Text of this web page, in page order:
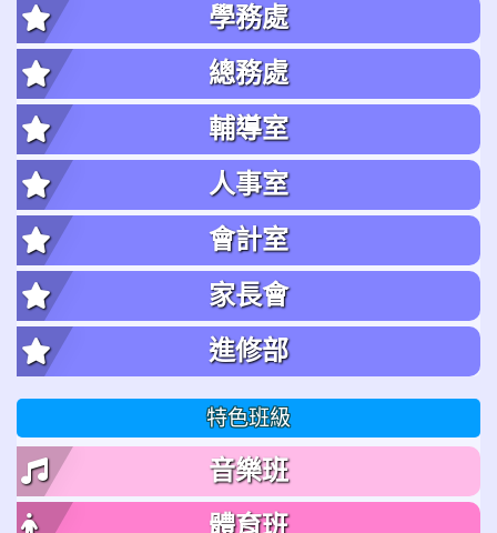
學務處
總務處
輔導室
人事室
會計室
家長會
進修部
特色班級
音樂班
體育班